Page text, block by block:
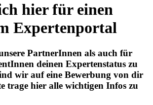
hier für einen
Expertenportal
PartnerInnen als auch für
deinen Expertenstatus zu
wir auf eine Bewerbung von dir
trage hier alle wichtigen Infos zu